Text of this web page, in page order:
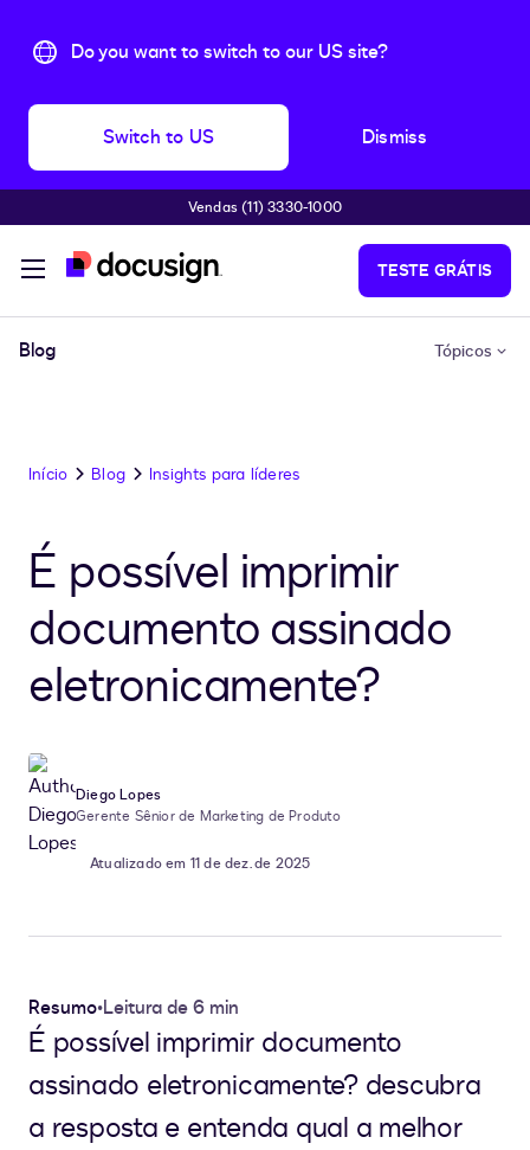
Do you want to switch to our US site?
Switch to US Dismiss
Pular para o conteúdo principal
Vendas (11) 3330-1000
TESTE GRÁTIS
Blog Tópicos
Início Blog Insights para líderes
É possível imprimir
documento assinado
eletronicamente?
Diego Lopes
Gerente Sênior de Marketing de Produto
Atualizado em 11 de dez. de 2025
Resumo•Leitura de 6 min
É possível imprimir documento
assinado eletronicamente? descubra
a resposta e entenda qual a melhor